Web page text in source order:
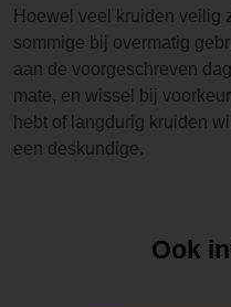
Hoewel veel kruiden veilig
sommige bij overmatig
aan de voorgeschreven
mate, en wissel bij
hebt of langdurig kruiden
een deskundige.
Ook